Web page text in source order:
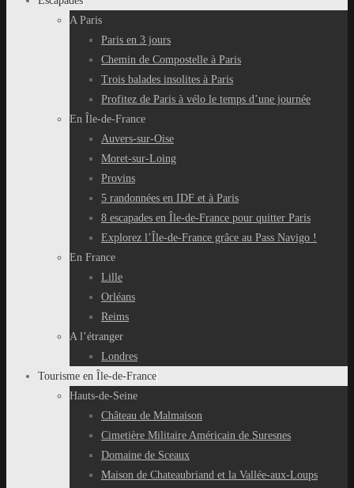
A Paris
Paris en 3 jours
Chemin de Compostelle à Paris
Trois balades insolites à Paris
Profitez de Paris à vélo le temps d’une journée
En Île-de-France
Auvers-sur-Oise
Moret-sur-Loing
Provins
5 randonnées en IDF et à Paris
8 escapades en Île-de-France pour quitter Paris
Explorez l’Île-de-France grâce au Pass Navigo !
En France
Lille
Orléans
Reims
A l’étranger
Londres
Tourisme en Île-de-France
Hauts-de-Seine
Château de Malmaison
Cimetière Militaire Américain de Suresnes
Domaine de Sceaux
Maison de Chateaubriand et la Vallée-aux-Loups